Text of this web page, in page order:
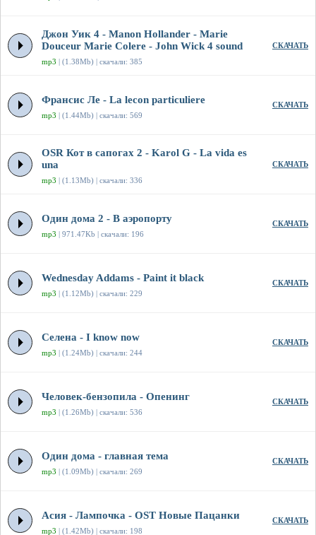
Джон Уик 4 - Manon Hollander - Marie
Douceur Marie Colere - John Wick 4 sound
mp3 | (1.38Mb) | скачали: 385
СКАЧАТЬ
Франсис Ле - La lecon particuliere
mp3 | (1.44Mb) | скачали: 569
СКАЧАТЬ
OSR Кот в сапогах 2 - Karol G - La vida es
una
mp3 | (1.13Mb) | скачали: 336
СКАЧАТЬ
Один дома 2 - В аэропорту
mp3 | 971.47Kb | скачали: 196
СКАЧАТЬ
Wednesday Addams - Paint it black
mp3 | (1.12Mb) | скачали: 229
СКАЧАТЬ
Селена - I know now
mp3 | (1.24Mb) | скачали: 244
СКАЧАТЬ
Человек-бензопила - Опенинг
mp3 | (1.26Mb) | скачали: 536
СКАЧАТЬ
Один дома - главная тема
mp3 | (1.09Mb) | скачали: 269
СКАЧАТЬ
Асия - Лампочка - OST Новые Пацанки
mp3 | (1.42Mb) | скачали: 198
СКАЧАТЬ